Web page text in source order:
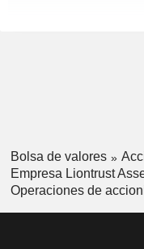
Bolsa de valores
Empresa Liontrust
Operaciones de